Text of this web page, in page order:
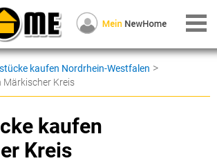
kaufen Nordrhein-Westfalen >
Märkischer Kreis
kaufen
Kreis